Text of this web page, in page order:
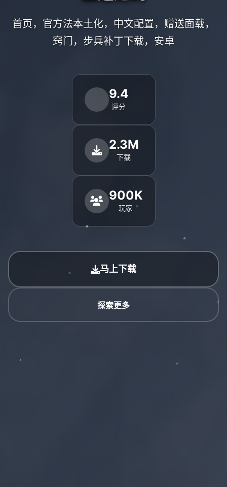
首页，官方法本土化，中文配置，赠送面载，
窍门，步兵补丁下载，安卓
9.4
评分
2.3M
下载
900K
玩家
马上下载
探索更多